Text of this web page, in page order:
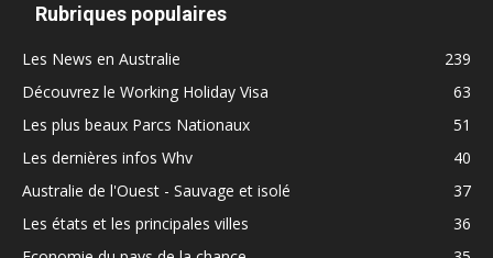
Rubriques populaires
Les News en Australie
239
Découvrez le Working Holiday Visa
63
Les plus beaux Parcs Nationaux
51
Les dernières infos Whv
40
Australie de l'Ouest - Sauvage et isolé
37
Les états et les principales villes
36